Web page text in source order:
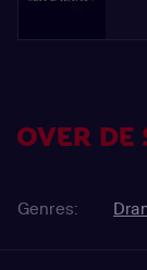
OVER DE
Genres: